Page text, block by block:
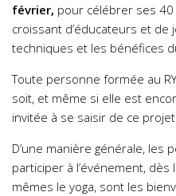
février, pour célébrer ses
croissant d’éducateurs et
techniques et les bénéfices
Toute personne formée au
soit, et même si elle est
invitée à se saisir de ce
D’une manière générale, les
participer à l’événement,
mêmes le yoga, sont les